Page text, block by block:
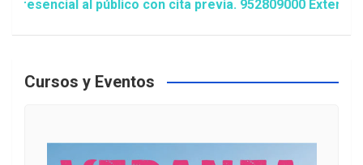
al público con cita previa. 952809000 Extensión 1481/
Cursos y Eventos